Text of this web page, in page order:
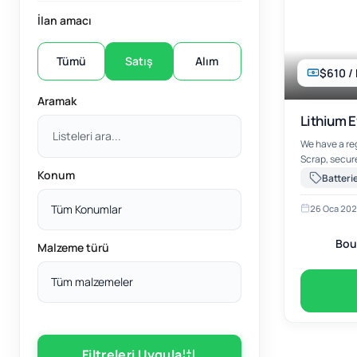
İlan amacı
Tümü Satış Alım
Aramak
Konum
Tüm Konumlar
Malzeme türü
Tüm malzemeler
$610 /
Lithium
We have a
Scrap,
shipment
material is
recycling.
26 Oca